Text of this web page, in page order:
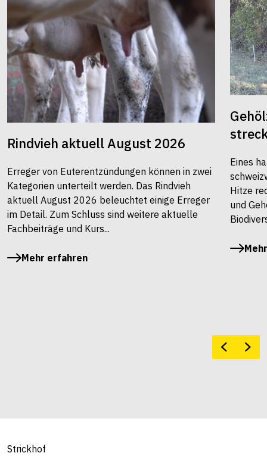
Rindvieh aktuell August 2026
Erreger von Euterentzündungen können in zwei
Kategorien unterteilt werden. Das Rindvieh
aktuell August 2026 beleuchtet einige Erreger
im Detail. Zum Schluss sind weitere aktuelle
Fachbeiträge und Kurs...
Mehr erfahren
Eines
Hitze
und
Strickhof